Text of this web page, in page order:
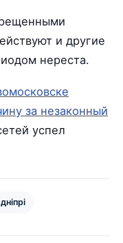
и другие
нереста.
за незаконный
успел